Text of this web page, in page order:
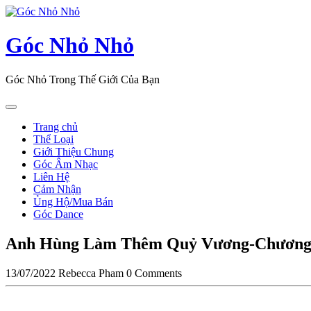
Skip
content
Góc Nhỏ Nhỏ
Góc Nhỏ Trong Thế Giới Của Bạn
Open
ButtonTrang chủ
Thể Loại
Giới Thiệu Chung
Góc Âm Nhạc
Liên Hệ
Cảm Nhận
Ủng Hộ/Mua Bán
Góc Dance
Close
Button
Anh Hùng Làm Thêm Quỷ Vương-
13/07/2022 Rebecca Pham 0 Comments